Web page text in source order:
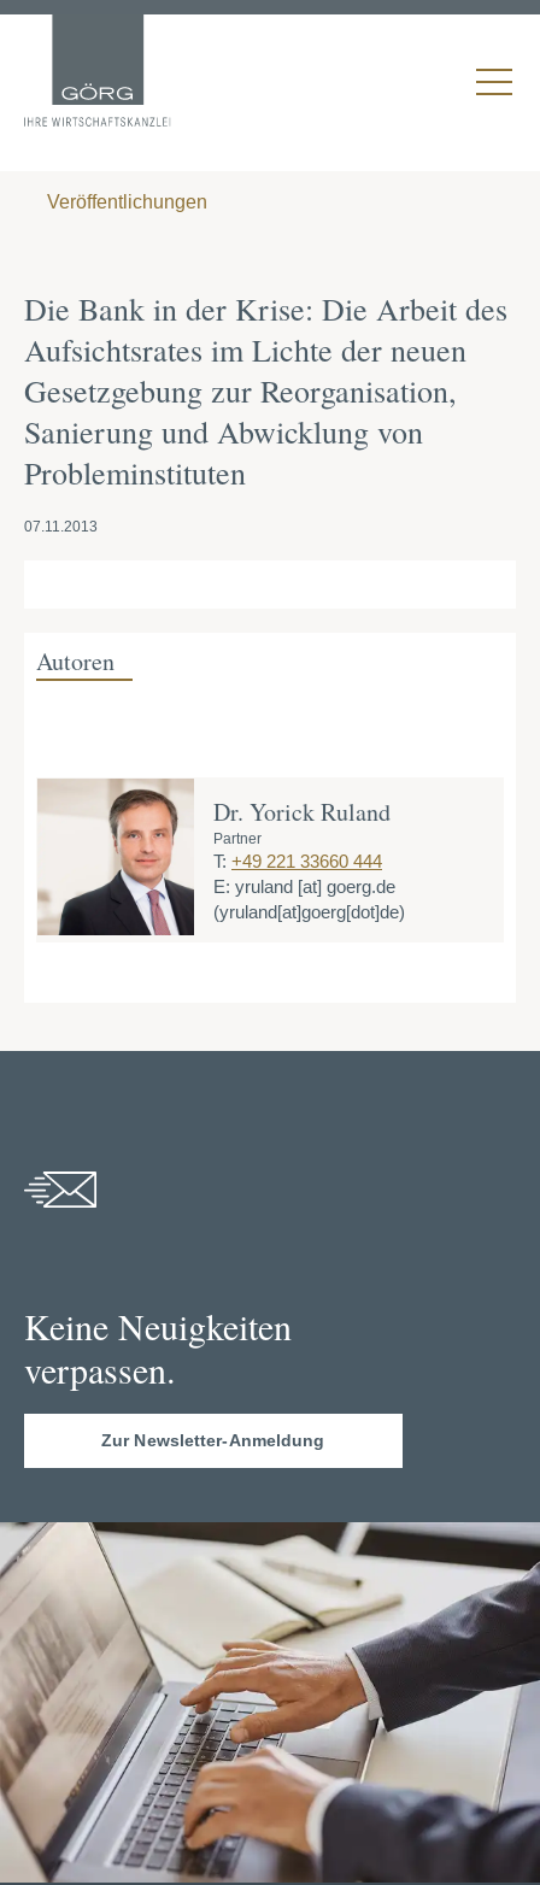
Veröffentlichungen
Die Bank in der Krise: Die Arbeit des
Aufsichtsrates im Lichte der neuen
Gesetzgebung zur Reorganisation,
Sanierung und Abwicklung von
Probleminstituten
07.11.2013
Autoren
Dr. Yorick Ruland
Partner
T: +49 221 33660 444
E: yruland [at] goerg.de
(yruland[at]goerg[dot]de)
Keine Neuigkeiten
verpassen.
Zur Newsletter-Anmeldung